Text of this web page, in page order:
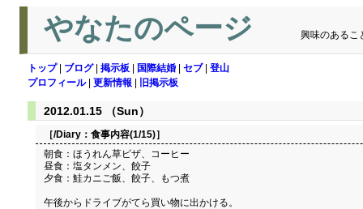
やなたのページ 興味のあるこ
トップ| ブログ| 掲示板 国際結婚 セブ| 登山
プロフィール| 更新情報 旧掲示板
2012.01.15 （Sun）
［/Diary： 食事内容(1/15)］
朝食：ほうれん草ピザ、コーヒー
昼食：塩タンメン、餃子
夕食：鮭カニご飯、餃子、もつ煮
午後からドライブがてら買い物に出かける。